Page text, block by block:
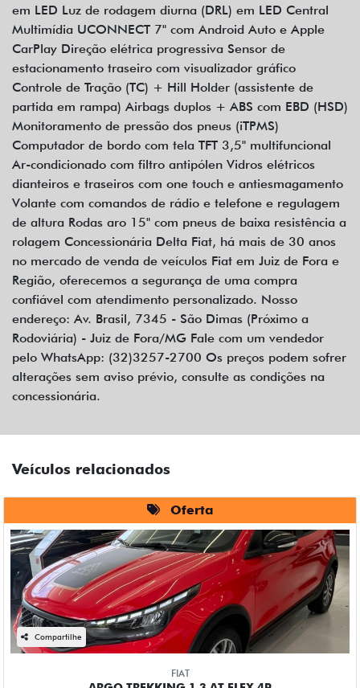
em LED Luz de rodagem diurna (DRL) em LED Central
Multimídia UCONNECT 7" com Android Auto e Apple
CarPlay Direção elétrica progressiva Sensor de
estacionamento traseiro com visualizador gráfico
Controle de Tração (TC) + Hill Holder (assistente de
partida em rampa) Airbags duplos + ABS com EBD (HSD)
Monitoramento de pressão dos pneus (iTPMS)
Computador de bordo com tela TFT 3,5" multifuncional
Ar-condicionado com filtro antipólen Vidros elétricos
dianteiros e traseiros com one touch e antiesmagamento
Volante com comandos de rádio e telefone e regulagem
de altura Rodas aro 15" com pneus de baixa resistência a
rolagem Concessionária Delta Fiat, há mais de 30 anos
no mercado de venda de veículos Fiat em Juiz de Fora e
Região, oferecemos a segurança de uma compra
confiável com atendimento personalizado. Nosso
endereço: Av. Brasil, 7345 - São Dimas (Próximo a
Rodoviária) - Juiz de Fora/MG Fale com um vendedor
pelo WhatsApp: (32)3257-2700 Os preços podem sofrer
alterações sem aviso prévio, consulte as condições na
concessionária.
Veículos relacionados
Oferta
Compartilhe
FIAT